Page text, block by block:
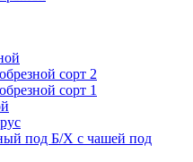
сорт 2
сорт 1
под Б/Х с чашей под